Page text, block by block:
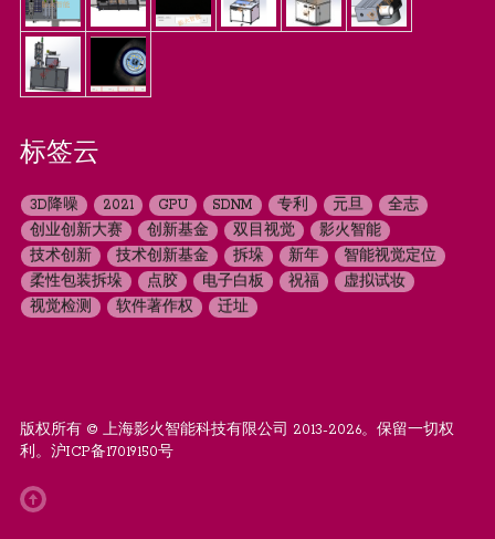
标签云
3D降噪 2021 GPU SDNM 专利 元旦
全志
创业创新大赛
创新基金 双目视觉
影火智能
技术创新
技术创新基金 拆垛 新年
智能视觉定位
柔性包装拆垛
点胶 电子白板 祝福
虚拟试妆
视觉检测
软件著作权 迁址
版权所有 © 上海影火智能科技有限公司 2013-2026。保留一切权
利。 沪ICP备17019150号